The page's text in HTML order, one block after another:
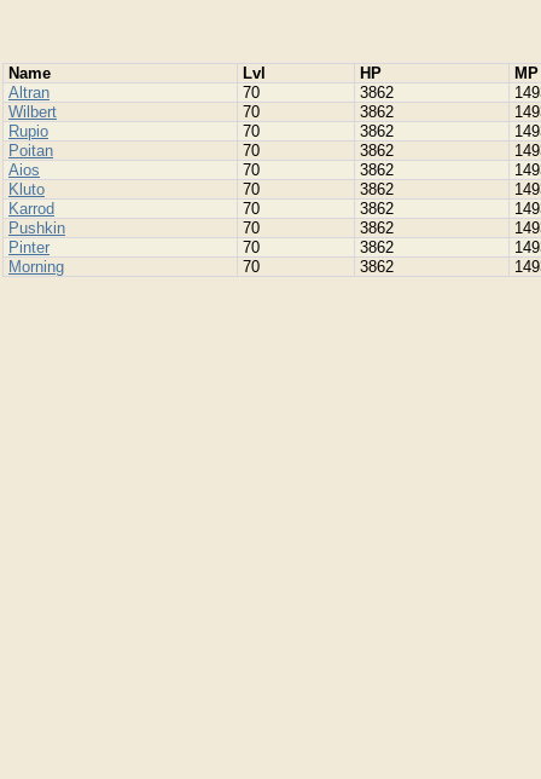
Namе Lvl HP
MP
Altran
70 3862
Wilbert
70 3862
Rupio
70 3862
Poitan
70 3862
Aios
70 3862
Kluto
70 3862
Karrod
70 3862
Pushkin
70 3862
Pinter
70 3862
Morning
70 3862